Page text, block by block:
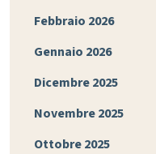
Febbraio 2026
Gennaio 2026
Dicembre 2025
Novembre 2025
Ottobre 2025